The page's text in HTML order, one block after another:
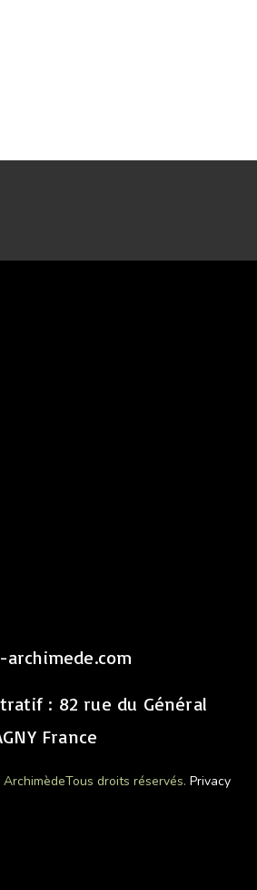
: 82 rue du Général
France
Tous droits réservés. Privacy